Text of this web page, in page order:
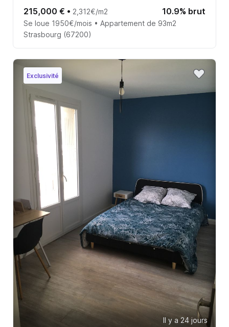
215,000 € • 2,312€/m2 10.9% brut
Se loue 1950€/mois • Appartement de 93m2
Strasbourg (67200)
Exclusivité
Il y a 24 jours